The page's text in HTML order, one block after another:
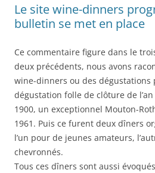
Le site wine-dinners
bulletin se met en place
Ce commentaire figure dans le
deux précédents, nous avons
wine-dinners ou des dégustations
dégustation folle de clôture de
1900, un exceptionnel Mouton-
1961. Puis ce furent deux dîners
l’un pour de jeunes amateurs,
chevronnés.
Tous ces dîners sont aussi